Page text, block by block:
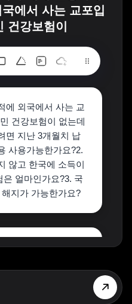
에서 사는 교포입
건강보험이
에 외국에서 사는 교
건강보험이 없는데
면 지난 3개월치 납
사용가능한가요?2.
않고 한국에 소득이
얼마인가요?3. 국
지가 가능한가요?
해제에 대해 궁금하